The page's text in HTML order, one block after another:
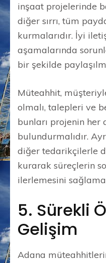
inşaat projelerinde
diğer sırrı, tüm
kurmalarıdır. İyi
aşamalarında
bir şekilde
Müteahhit,
olmalı, talepleri ve
bunları projenin her
bulundurmalıdır.
diğer tedarikçilerle
kurarak süreçlerin
ilerlemesini
5. Sürekli
Gelişim
Adana